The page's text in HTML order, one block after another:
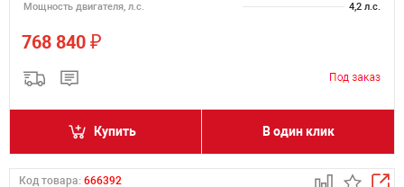
Мощность двигателя, л.с.
4,2 л.с.
768 840 ₽
Купить В один клик
Код товара: 666392